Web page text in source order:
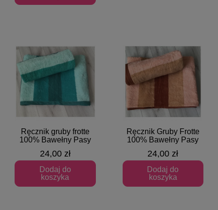
Szybki podgląd
Ręcznik gruby frotte
100% Bawełny Pasy
24,00 zł
Dodaj do
koszyka
Szybki podgląd
Ręcznik Gruby Frotte
100% Bawełny Pasy
24,00 zł
Dodaj do
koszyka